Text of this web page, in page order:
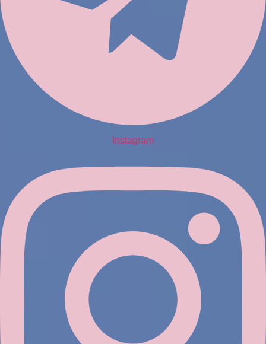
Instagram